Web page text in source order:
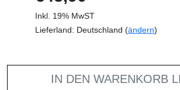
Inkl. 19% MwST
Lieferland: Deutschland (ändern)
IN DEN WARENKORB